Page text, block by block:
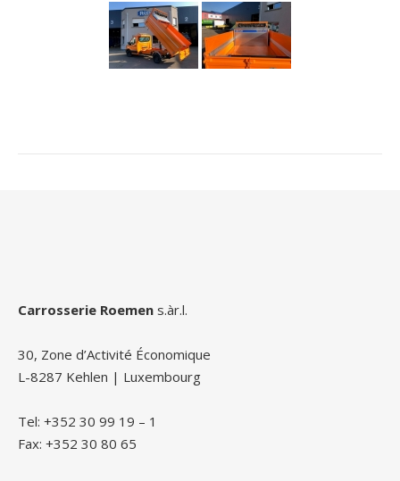
Carrosserie Roemen s.àr.l.
30, Zone d’Activité Économique
L-8287 Kehlen | Luxembourg
Tel: +352 30 99 19 – 1
Fax: +352 30 80 65